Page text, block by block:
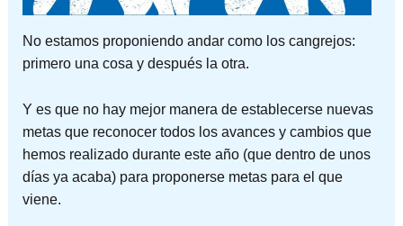
No estamos proponiendo andar como los cangrejos:
primero una cosa y después la otra.
Y es que no hay mejor manera de establecerse nuevas
metas que reconocer todos los avances y cambios que
hemos realizado durante este año (que dentro de unos
días ya acaba) para proponerse metas para el que
viene.